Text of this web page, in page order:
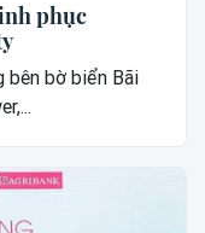
phục
bên bờ biển Bãi